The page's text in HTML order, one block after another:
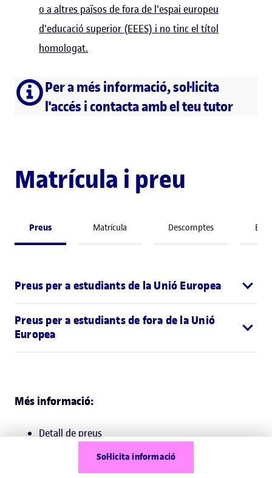
Sol·licita informació
o a altres països de fora de l'espai europeu
d'educació superior (EEES) i no tinc el títol
homologat.
Per a més informació, sol·licita
l'accés i contacta amb el teu tutor
Matrícula i preu
Preus Matrícula Descomptes
Preus per a estudiants de la Unió Europea
Preus per a estudiants de fora de la Unió
Europea
Més informació:
Detall de preus
Beques, ajuts i descomptes